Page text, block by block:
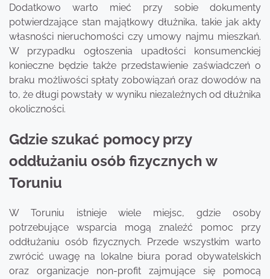
Dodatkowo warto mieć przy sobie dokumenty
potwierdzające stan majątkowy dłużnika, takie jak akty
własności nieruchomości czy umowy najmu mieszkań.
W przypadku ogłoszenia upadłości konsumenckiej
konieczne będzie także przedstawienie zaświadczeń o
braku możliwości spłaty zobowiązań oraz dowodów na
to, że długi powstały w wyniku niezależnych od dłużnika
okoliczności.
Gdzie szukać pomocy przy
oddłużaniu osób fizycznych w
Toruniu
W Toruniu istnieje wiele miejsc, gdzie osoby
potrzebujące wsparcia mogą znaleźć pomoc przy
oddłużaniu osób fizycznych. Przede wszystkim warto
zwrócić uwagę na lokalne biura porad obywatelskich
oraz organizacje non-profit zajmujące się pomocą